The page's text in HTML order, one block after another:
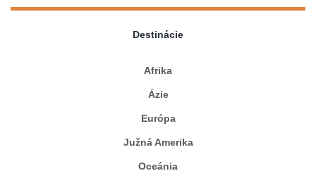
Destinácie
Afrika
Ázie
Európa
Južná Amerika
Oceánia